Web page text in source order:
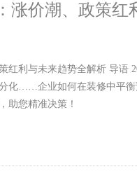
涨价潮、政策红
红利与未来趋势全解析 导语
化……企业如何在装修中平
助您精准决策！